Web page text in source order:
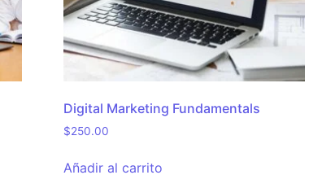
Digital Marketing Fundamentals
$250.00
Añadir al carrito